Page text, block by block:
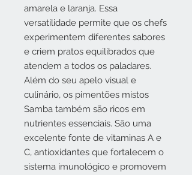
amarela e laranja. Essa
versatilidade permite que os chefs
experimentem diferentes sabores
e criem pratos equilibrados que
atendem a todos os paladares.
Além do seu apelo visual e
culinário, os pimentões mistos
Samba também são ricos em
nutrientes essenciais. São uma
excelente fonte de vitaminas A e
C, antioxidantes que fortalecem o
sistema imunológico e promovem